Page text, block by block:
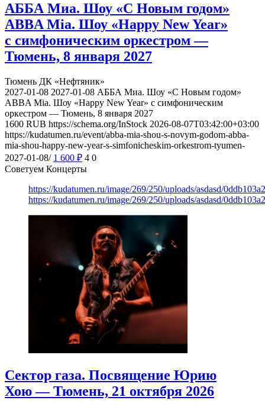
АББА Миа. Шоу «С Новым годом»
ABBA Mia. Шоу «Happy New Year»
с симфоническим оркестром —
Тюмень, 8 января 2027
Тюмень ДК «Нефтяник»
2027-01-08 2027-01-08 АББА Миа. Шоу «С Новым годом»
ABBA Mia. Шоу «Happy New Year» с симфоническим
оркестром — Тюмень, 8 января 2027
1600 RUB https://schema.org/InStock 2026-08-07T03:42:00+03:00
https://kudatumen.ru/event/abba-mia-shou-s-novym-godom-abba-
mia-shou-happy-new-year-s-simfonicheskim-orkestrom-tyumen-
2027-01-08/ 1 600 ₽ 4 0
Советуем Концерты
https://kudatumen.ru/image/269/250/uploads/asdasd/
https://kudatumen.ru/image/269/250/uploads/asdasd/
Сектор газа. Посвящение Юрию
Хою — Тюмень, 21 октября 2026